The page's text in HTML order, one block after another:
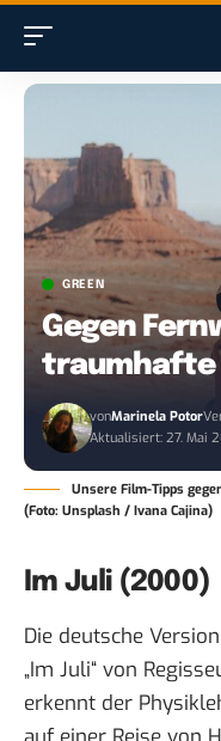
GREEN
Gegen
traumhafte
vonMarinela Potor
Aktualisiert: 27. Mai
Unsere Film-Tipps
(Foto: Unsplash / Ivana Cajina)
Im Juli (2000)
Die deutsche
„Im Juli“ von
erkennt der